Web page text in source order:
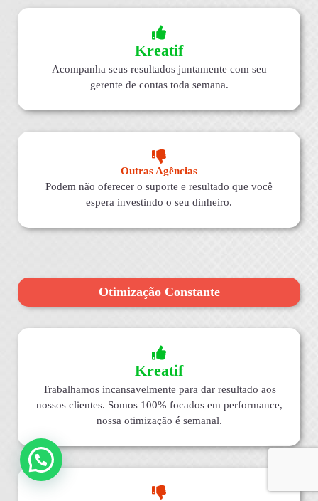
Kreatif
Acompanha seus resultados juntamente com seu
gerente de contas toda semana.
Outras Agências
Podem não oferecer o suporte e resultado que você
espera investindo o seu dinheiro.
Otimização Constante
Kreatif
Trabalhamos incansavelmente para dar resultado aos
nossos clientes. Somos 100% focados em performance,
nossa otimização é semanal.